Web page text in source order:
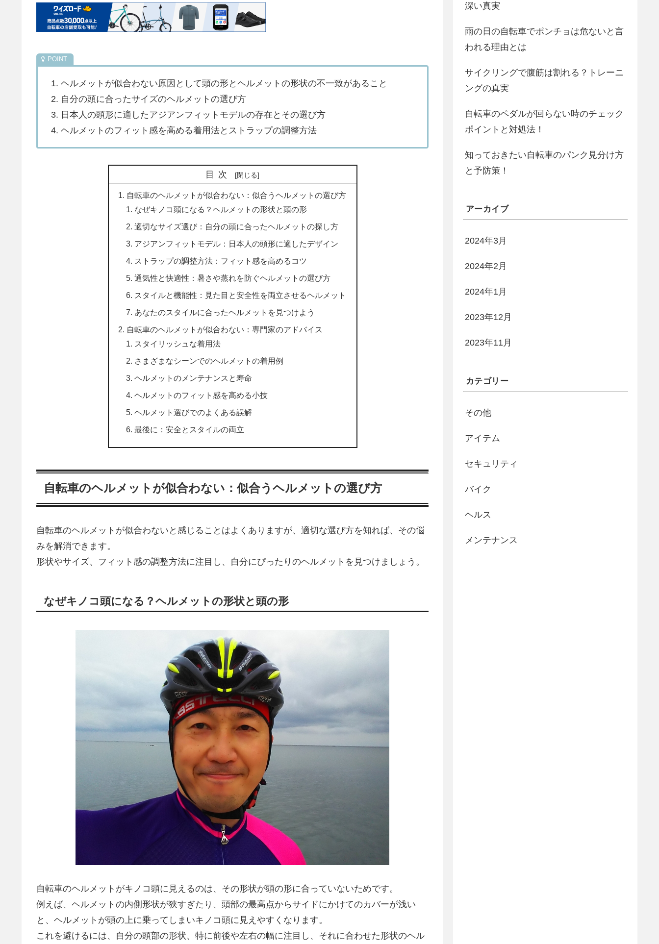
1. ヘルメットが似合わない原因として頭の形とヘルメットの形状の不一致があること
2. 自分の頭に合ったサイズのヘルメットの選び方
3. 日本人の頭形に適したアジアンフィットモデルの存在とその選び方
4. ヘルメットのフィット感を高める着用法とストラップの調整方法
目次
自転車のヘルメットが似合わない：似合うヘルメットの選び方
なぜキノコ頭になる？ヘルメットの形状と頭の形
適切なサイズ選び：自分の頭に合ったヘルメットの探し方
アジアンフィットモデル：日本人の頭形に適したデザイン
ストラップの調整方法：フィット感を高めるコツ
通気性と快適性：暑さや蒸れを防ぐヘルメットの選び方
スタイルと機能性：見た目と安全性を両立させるヘルメット
あなたのスタイルに合ったヘルメットを見つけよう
自転車のヘルメットが似合わない：専門家のアドバイス
スタイリッシュな着用法
さまざまなシーンでのヘルメットの着用例
ヘルメットのメンテナンスと寿命
ヘルメットのフィット感を高める小技
ヘルメット選びでのよくある誤解
最後に：安全とスタイルの両立
自転車のヘルメットが似合わない：似合うヘルメットの選び方
自転車のヘルメットが似合わないと感じることはよくありますが、適切な選び方を知れば、その悩
みを解消できます。
形状やサイズ、フィット感の調整方法に注目し、自分にぴったりのヘルメットを見つけましょう。
なぜキノコ頭になる？ヘルメットの形状と頭の形
自転車のヘルメットがキノコ頭に見えるのは、その形状が頭の形に合っていないためです。
例えば、ヘルメットの内側形状が狭すぎたり、頭部の最高点からサイドにかけてのカバーが浅い
と、ヘルメットが頭の上に乗ってしまいキノコ頭に見えやすくなります。
これを避けるには、自分の頭部の形状、特に前後や左右の幅に注目し、それに合わせた形状のヘル
深い真実
雨の日の自転車でポンチョは危ないと言
われる理由とは
サイクリングで腹筋は割れる？トレーニ
ングの真実
自転車のペダルが回らない時のチェック
ポイントと対処法！
知っておきたい自転車のパンク見分け方
と予防策！
アーカイブ
2024年3月
2024年2月
2024年1月
2023年12月
2023年11月
カテゴリー
その他
アイテム
セキュリティ
バイク
ヘルス
メンテナンス